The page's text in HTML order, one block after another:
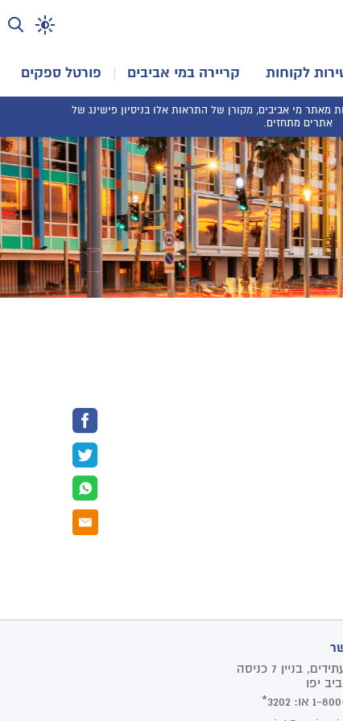
לקוחות קריירה במי אביבים פורטל ספקים
מי אביבים, מקורן של התראות אלו בניסיון פישינג של
אתרים מתחזים.
פארק עתידים, בניין 7 כניסה
1- או: 3202*